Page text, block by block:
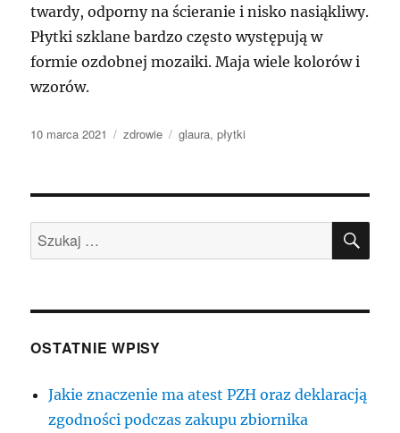
twardy, odporny na ścieranie i nisko nasiąkliwy.
Płytki szklane bardzo często występują w
formie ozdobnej mozaiki. Maja wiele kolorów i
wzorów.
Data
10 marca 2021 Kategorie
zdrowie Tagi
glaura,płytki
Szukaj:
OSTATNIE WPISY
Jakie znaczenie ma atest PZH oraz deklaracją
zgodności podczas zakupu zbiornika